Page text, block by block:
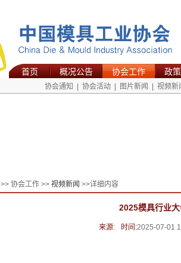
首页 概况公告 协会工作 政
协会通知 协会活动 图片新闻 视频新
>> 协会工作 >> 视频新闻 >>详细内容
2025模具行业
来源: 时间:2025-07-01